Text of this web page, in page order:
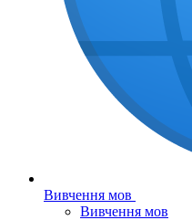
Вивчення мов
Вивчення мов